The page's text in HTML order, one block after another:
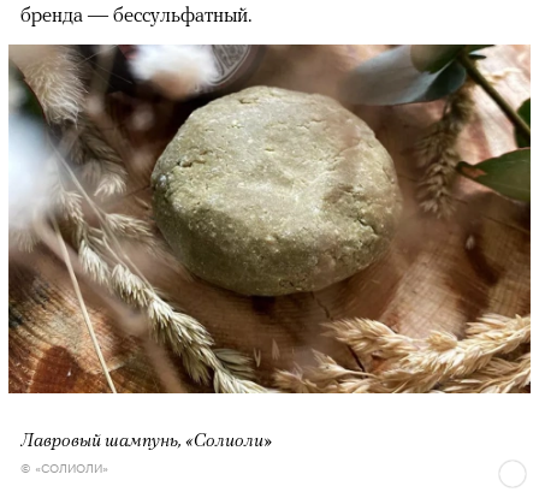
бренда — бессульфатный.
Лавровый шампунь, «Солиоли»
© «СОЛИОЛИ»